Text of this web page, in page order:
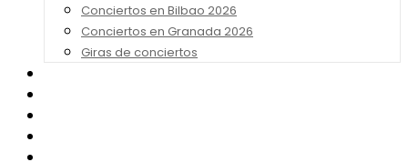
Conciertos en Bilbao 2026
Conciertos en Granada 2026
Giras de conciertos